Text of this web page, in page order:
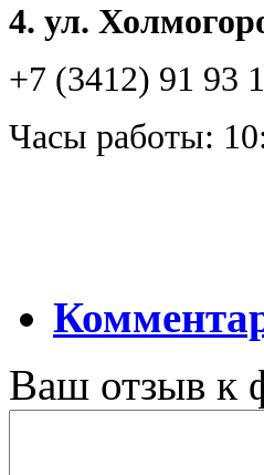
4. ул.
+7 (3412) 91 93
Часы работы:
Ваш отзыв к